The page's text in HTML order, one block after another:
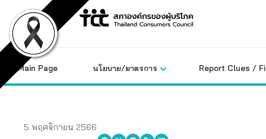
content
Main Page นโยบาย/มาตรการ Report Clues /
5 พฤศจิกายน 2566